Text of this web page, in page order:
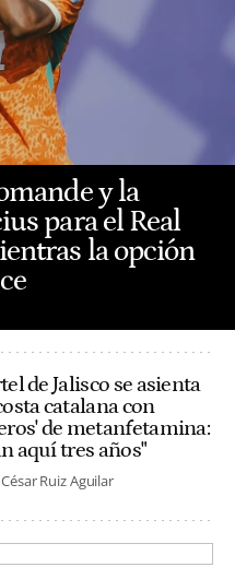
y la
para el Real
la opción
de Jalisco se asienta
catalana con
de metanfetamina:
aquí tres años"
Ruiz Aguilar